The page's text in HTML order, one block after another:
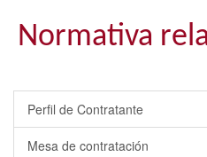
Normativa
Perfil de Contratante
Mesa de contratación